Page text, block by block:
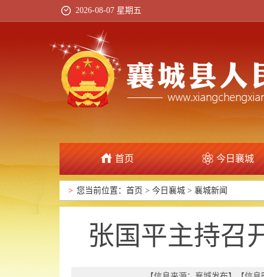
2026-08-07 星期五
首页 今日襄城
政府信息公开
> 您当前位置： 首页 > 今日襄城 > 襄城新闻
张国平主持召